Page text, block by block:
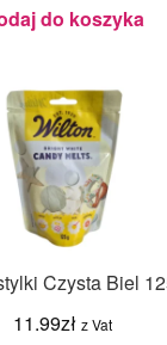
do koszyka
Czysta Biel
11.99zł z Vat